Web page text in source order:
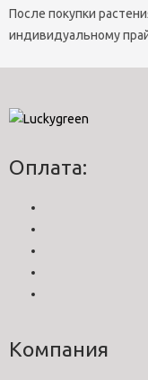
После покупки
индивидуальному
Оплата:
Компания